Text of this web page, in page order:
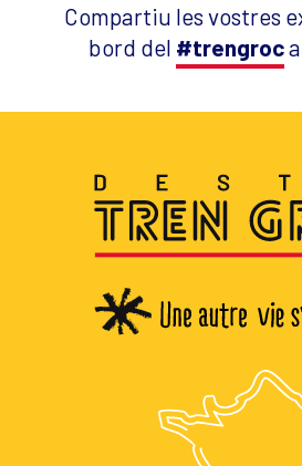
Compartiu les vostres
bord del #trengroca